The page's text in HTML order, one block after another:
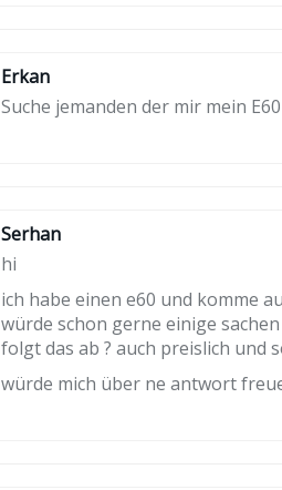
Erkan
Suche jemanden der mir mein
Serhan
hi
ich habe einen e60 und komme
würde schon gerne einige
folgt das ab ? auch preislich und
würde mich über ne antwort